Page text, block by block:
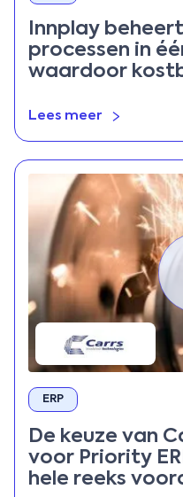
Innplay
processen in
waardoor
Lees meer
ERP
De keuze van
voor Priority
hele reeks